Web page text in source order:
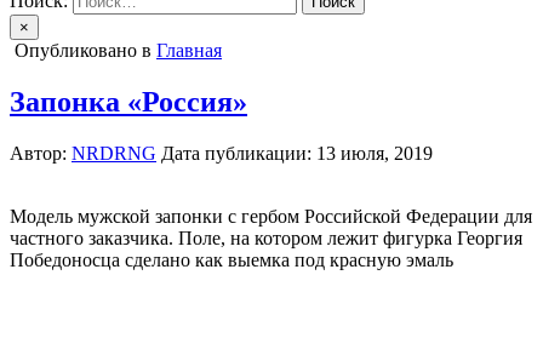
×
Опубликовано в Главная
Запонка «Россия»
Автор: NRDRNG Дата публикации: 13 июля, 2019
Модель мужской запонки с гербом Российской Федерации для
частного заказчика. Поле, на котором лежит фигурка Георгия
Победоносца сделано как выемка под красную эмаль